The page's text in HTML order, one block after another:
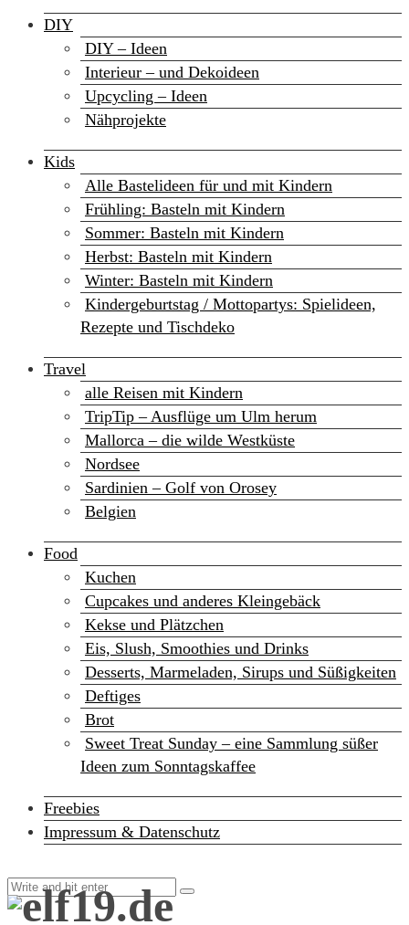
DIY
DIY – Ideen
Interieur – und Dekoideen
Upcycling – Ideen
Nähprojekte
Kids
Alle Bastelideen für und mit Kindern
Frühling: Basteln mit Kindern
Sommer: Basteln mit Kindern
Herbst: Basteln mit Kindern
Winter: Basteln mit Kindern
Kindergeburtstag / Mottopartys: Spielideen,
Rezepte und Tischdeko
Travel
alle Reisen mit Kindern
TripTip – Ausflüge um Ulm herum
Mallorca – die wilde Westküste
Nordsee
Sardinien – Golf von Orosey
Belgien
Food
Kuchen
Cupcakes und anderes Kleingebäck
Kekse und Plätzchen
Eis, Slush, Smoothies und Drinks
Desserts, Marmeladen, Sirups und Süßigkeiten
Deftiges
Brot
Sweet Treat Sunday – eine Sammlung süßer
Ideen zum Sonntagskaffee
Freebies
Impressum & Datenschutz